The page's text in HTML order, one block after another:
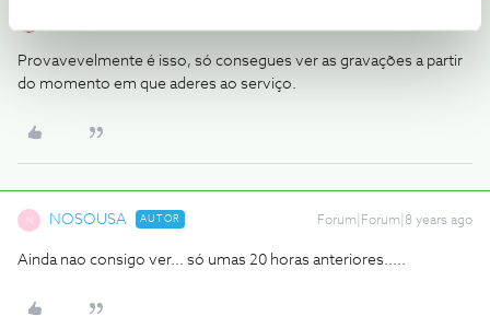
Provavevelmente é isso, só consegues ver as gravações a partir
do momento em que aderes ao serviço.
N NOSOUSA AUTOR Forum|Forum|8 years ago
Ainda nao consigo ver... só umas 20 horas anteriores.....